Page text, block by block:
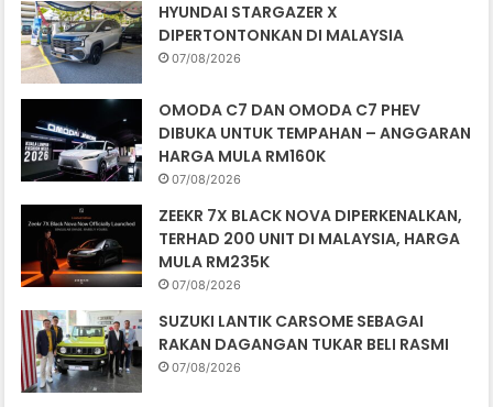
HYUNDAI STARGAZER X
DIPERTONTONKAN DI MALAYSIA
07/08/2026
OMODA C7 DAN OMODA C7 PHEV
DIBUKA UNTUK TEMPAHAN – ANGGARAN
HARGA MULA RM160K
07/08/2026
ZEEKR 7X BLACK NOVA DIPERKENALKAN,
TERHAD 200 UNIT DI MALAYSIA, HARGA
MULA RM235K
07/08/2026
SUZUKI LANTIK CARSOME SEBAGAI
RAKAN DAGANGAN TUKAR BELI RASMI
07/08/2026